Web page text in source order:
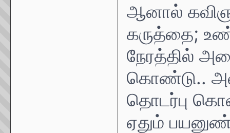
ஆனால்
கருத்தை;
நேரத்தில்
கொண்டு..
தொடர்பு
ஏதும்